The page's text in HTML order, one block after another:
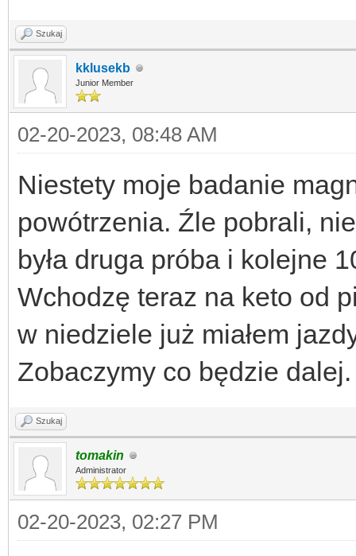
Szukaj
kklusekb
Junior Member
02-20-2023, 08:48 AM
Niestety moje badanie
powótrzenia. Źle pobrali,
była druga próba i kolejne
Wchodzę teraz na keto od
w niedziele już miałem
Zobaczymy co będzie dalej.
Szukaj
tomakin
Administrator
02-20-2023, 02:27 PM